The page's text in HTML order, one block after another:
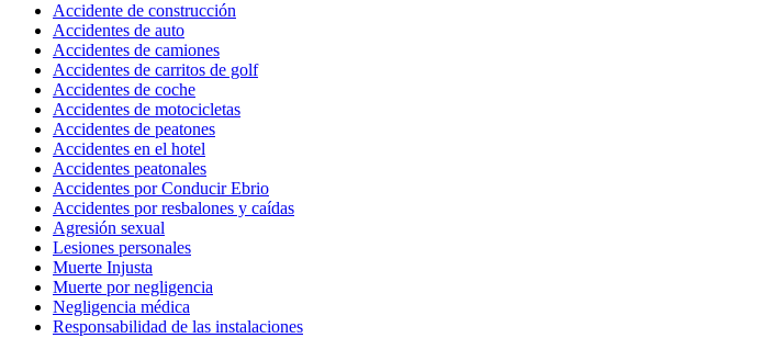
Accidente de construcción
Accidentes de auto
Accidentes de camiones
Accidentes de carritos de golf
Accidentes de coche
Accidentes de motocicletas
Accidentes de peatones
Accidentes en el hotel
Accidentes peatonales
Accidentes por Conducir Ebrio
Accidentes por resbalones y caídas
Agresión sexual
Lesiones personales
Muerte Injusta
Muerte por negligencia
Negligencia médica
Responsabilidad de las instalaciones